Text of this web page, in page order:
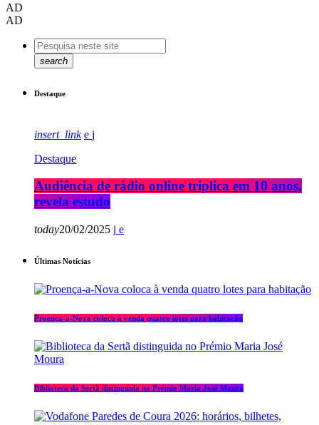
AD
AD
search
Destaque
insert_link
Destaque
Audiência de rádio online triplica em 10 anos,
revela estudo
today20/02/2025
Últimas Notícias
Proença-a-Nova coloca à venda quatro lotes para habitação
Biblioteca da Sertã distinguida no Prémio Maria José Moura